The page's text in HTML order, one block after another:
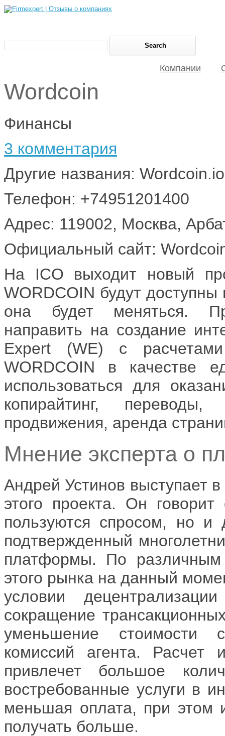
Компании
Wordcoin
Финансы
3 комментария
Другие названия: Wordcoin.io
Телефон: +74951201400
Адрес: 119002, Москва,
Официальный сайт:
На ICO выходит новый
WORDCOIN будут
она будет меняться.
направить на создание
Expert (WE) с
WORDCOIN в качестве
использоваться для
копирайтинг,
продвижения, аренда
Мнение эксперта о
Андрей Устинов выступает
этого проекта. Он
пользуются спросом, но и
подтвержденный
платформы. По различным
этого рынка на данный
условии
сокращение
уменьшение стоимости
комиссий агента.
привлечет большое
востребованные услуги в
меньшая оплата, при этом
получать больше.